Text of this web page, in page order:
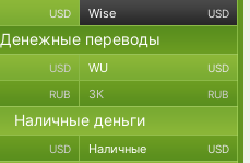
USD Wise USD
Денежные переводы
USD WU USD
RUB ЗК RUB
Наличные деньги
USD Наличные USD